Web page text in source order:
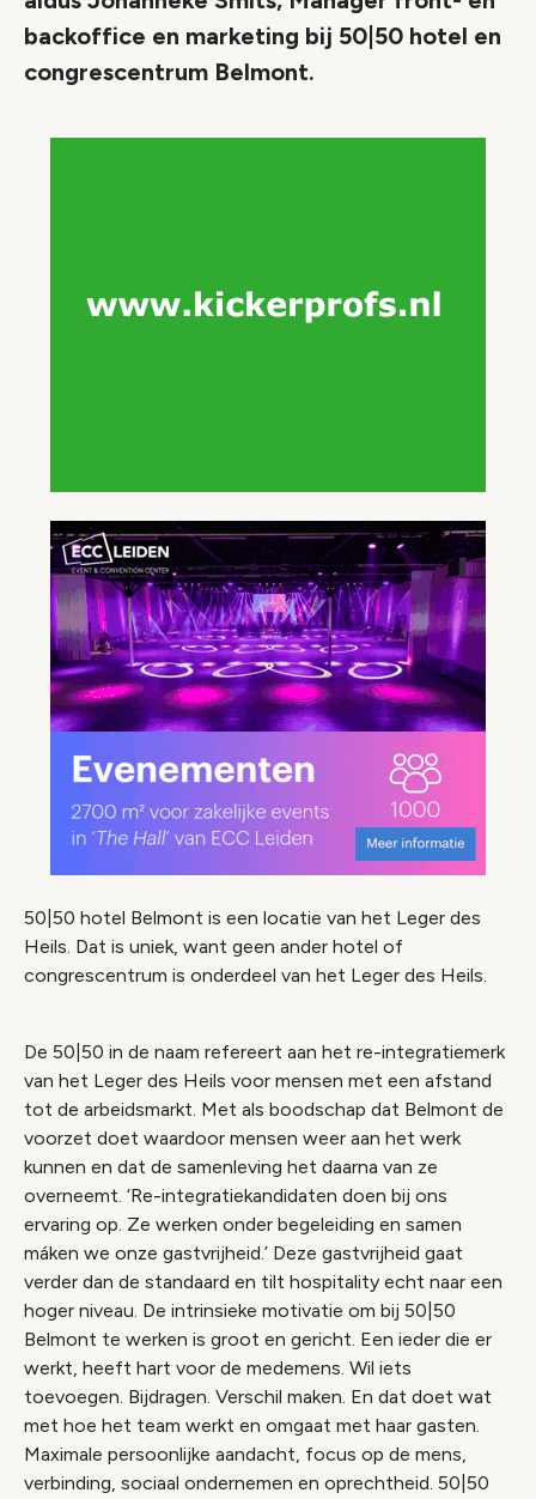
backoffice en marketing bij 50|50 hotel en
congrescentrum Belmont.
50|50 hotel Belmont is een locatie van het Leger des
Heils. Dat is uniek, want geen ander hotel of
congrescentrum is onderdeel van het Leger des Heils.
De 50|50 in de naam refereert aan het re-integratiemerk
van het Leger des Heils voor mensen met een afstand
tot de arbeidsmarkt. Met als boodschap dat Belmont de
voorzet doet waardoor mensen weer aan het werk
kunnen en dat de samenleving het daarna van ze
overneemt. ‘Re-integratiekandidaten doen bij ons
ervaring op. Ze werken onder begeleiding en samen
máken we onze gastvrijheid.’ Deze gastvrijheid gaat
verder dan de standaard en tilt hospitality echt naar een
hoger niveau. De intrinsieke motivatie om bij 50|50
Belmont te werken is groot en gericht. Een ieder die er
werkt, heeft hart voor de medemens. Wil iets
toevoegen. Bijdragen. Verschil maken. En dat doet wat
met hoe het team werkt en omgaat met haar gasten.
Maximale persoonlijke aandacht, focus op de mens,
verbinding, sociaal ondernemen en oprechtheid. 50|50